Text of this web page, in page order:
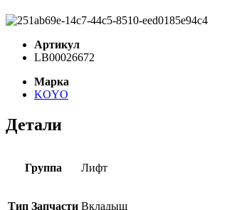
Артикул
LB00026672
Марка
KOYO
Детали
Группа Лифт
Тип Запчасти Вкладыш